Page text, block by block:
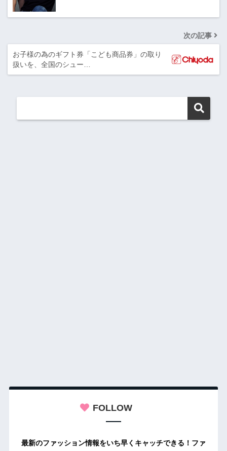
次の記事
お子様の為のギフト券「こども商品券」の取り
扱いを、全国のシュー…
FOLLOW
最新のファッション情報をいち早くキャッチできる！ファ